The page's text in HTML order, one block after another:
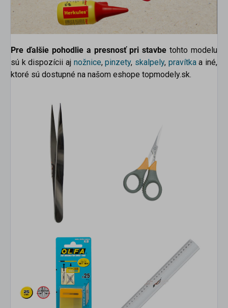
Pre ďalšie pohodlie a presnosť pri stavbe tohto modelu
sú k dispozícii aj nožnice,pinzety, skalpely, pravítkaa iné,
ktoré sú dostupné na našom eshope topmodely.sk.